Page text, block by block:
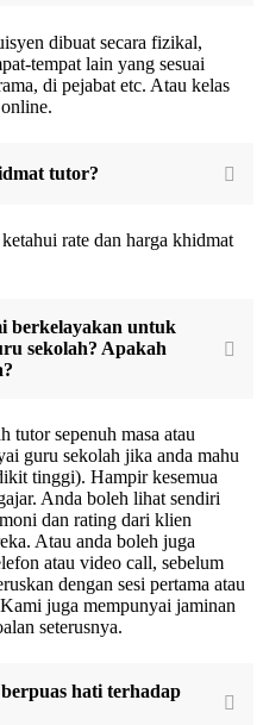
dibuat secara fizikal,
tempat lain yang sesuai
di pejabat etc. Atau kelas
tutor?
rate dan harga khidmat
berkelayakan untuk
sekolah? Apakah
tutor sepenuh masa atau
guru sekolah jika anda mahu
tinggi). Hampir kesemua
Anda boleh lihat sendiri
dan rating dari klien
Atau anda boleh juga
atau video call, sebelum
dengan sesi pertama atau
juga mempunyai jaminan
seterusnya.
hati terhadap